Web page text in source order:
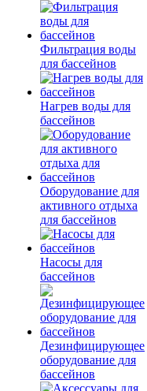
Фильтрация воды
для бассейнов
Нагрев воды для
бассейнов
Оборудование для
активного отдыха
для бассейнов
Насосы для
бассейнов
Дезинфицирующее
оборудование для
бассейнов